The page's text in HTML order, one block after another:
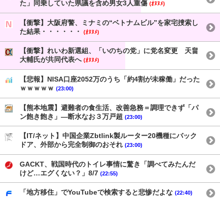
た」同乗していた県議を含め男女3人重傷 (ｵﾇﾇﾒ)
【衝撃】大阪府警、ミナミの“ベトナムビル”を家宅捜索し
た結果・・・・・・
(ｵﾇﾇﾒ)
【衝撃】れいわ新選組、「いのちの党」に党名変更 天畠
大輔氏が共同代表へ (ｵﾇﾇﾒ)
【悲報】NISA口座2052万のうち「約4割が未稼働」だった
ｗｗｗｗｗ (23:00)
【熊本地震】避難者の食生活、改善急務＝調理できず「パ
ン飽き飽き」―断水なお３万戸超 (23:00)
【IT/ネット】中国企業Zbtlink製ルーター20機種にバック
ドア、外部から完全制御のおそれ (23:00)
GACKT、戦国時代のトイレ事情に驚き「調べてみたんだ
けど…エグくない？」8/7 (22:55)
「地方移住」でYouTubeで検索すると悲惨だよな (22:40)